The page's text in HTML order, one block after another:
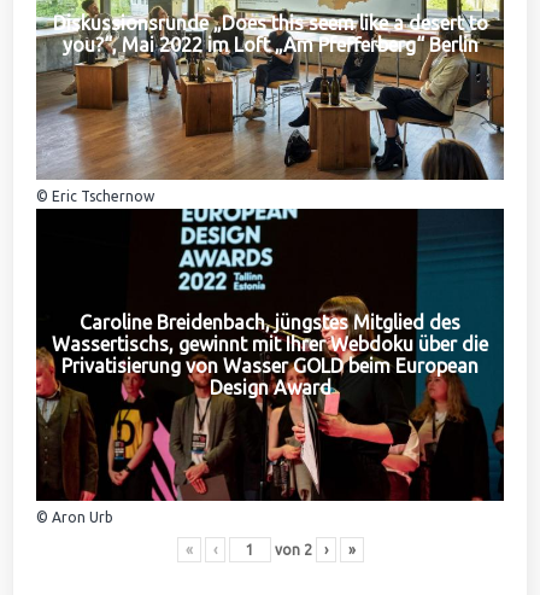
Diskussionsrunde „Does this seem like a desert to
you?“, Mai 2022 im Loft „Am Pfefferberg“ Berlin
© Eric Tschernow
Caroline Breidenbach, jüngstes Mitglied des
Wassertischs, gewinnt mit Ihrer Webdoku über die
Privatisierung von Wasser GOLD beim European
Design Award
© Aron Urb
« ‹ von 2 › »